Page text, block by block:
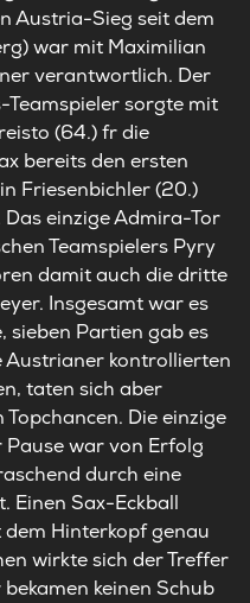
Austria-Sieg seit dem
war mit Maximilian
verantwortlich. Der
sorgte mit
(64.) fr die
bereits den ersten
Friesenbichler (20.)
einzige Admira-Tor
Teamspielers Pyry
damit auch die dritte
Insgesamt war es
sieben Partien gab es
Austrianer kontrollierten
taten sich aber
Die einzige
war von Erfolg
durch eine
Einen Sax-Eckball
Hinterkopf genau
wirkte sich der Treffer
keinen Schub